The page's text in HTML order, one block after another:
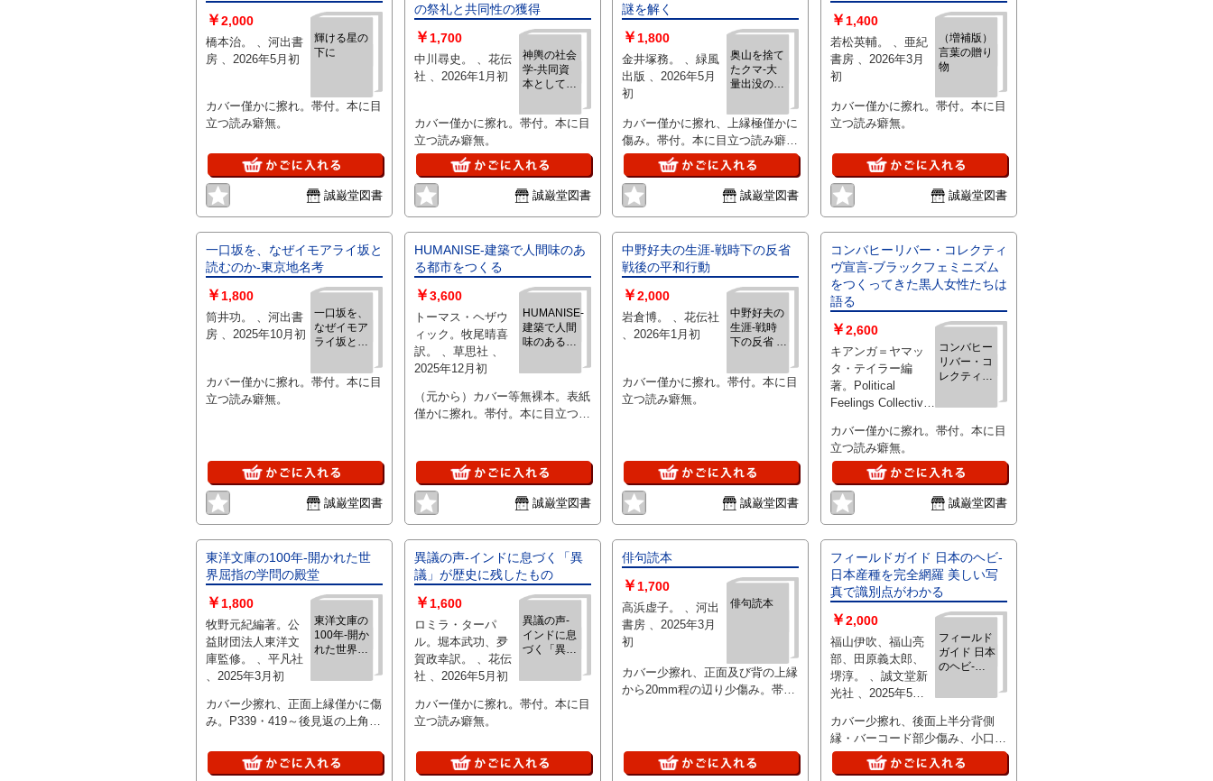
輝ける星の
下に
￥2,000
橋本治。 、河出書
房 、2026年5月初
カバー僅かに擦れ。帯付。本に目
立つ読み癖無。
誠巌堂図書
の祭礼と共同性の獲得
神輿の社会
学‐共同資
本としての
性の獲得
￥ 1,700
中川尋史。 、花伝
社 、2026年1月初
カバー僅かに擦れ。帯付。本に目
立つ読み癖無。
誠巌堂図書
謎を解く
奥山を捨て
たクマ‐大
量出没の謎
￥ 1,800
金井塚務。 、緑風
出版 、2026年5月
初
カバー僅かに擦れ、上縁極僅かに
傷み。帯付。本に目立つ読み癖
無。
誠巌堂図書
（増補版）
言葉の贈り
物
￥ 1,400
若松英輔。 、亜紀
書房 、2026年3月
初
カバー僅かに擦れ。帯付。本に目
立つ読み癖無。
誠巌堂図書
一口坂を、なぜイモアライ坂と
読むのか‐東京地名考
一口坂を、
なぜイモア
ライ坂と読
京地名考
￥1,800
筒井功。 、河出書
房 、2025年10月初
カバー僅かに擦れ。帯付。本に目
立つ読み癖無。
誠巌堂図書
HUMANISE-建築で人間味のあ
る都市をつくる
HUMANISE-
建築で人間
味のある都
￥3,600
トーマス・ヘザウ
ィック。牧尾晴喜
訳。 、草思社 、
2025年12月初
（元から）カバー等無裸本。表紙
僅かに擦れ。帯付。本に目立つ読
誠巌堂図書
中野好夫の生涯‐戦時下の反省
戦後の平和行動
中野好夫の
生涯‐戦時
下の反省 戦
動
￥2,000
岩倉博。 、花伝社
、2026年1月初
カバー僅かに擦れ。帯付。本に目
立つ読み癖無。
誠巌堂図書
コンバヒーリバー・コレクティ
ヴ宣言‐ブラックフェミニズム
をつくってきた黒人女性たちは
語る
コンバヒー
リバー・コ
レクティヴ
ックフェミ
くってきた
ちは語る
￥2,600
キアンガ＝ヤマッ
タ・テイラー編
著。Political
Feelings Collective
2026年2月初
カバー僅かに擦れ。帯付。本に目
立つ読み癖無。
誠巌堂図書
東洋文庫の100年‐開かれた世
界屈指の学問の殿堂
東洋文庫の
100年‐開か
れた世界屈
殿堂
￥1,800
牧野元紀編著。公
益財団法人東洋文
庫監修。 、平凡社
、2025年3月初
カバー少擦れ、正面上縁僅かに傷
み。P339・419～後見返の上角、
紙背側に僅かに開き跡（カバーの
同箇所に開き跡はありません）。
異議の声‐インドに息づく「異
議」が歴史に残したもの
異議の声‐
インドに息
づく「異
に残したも
￥1,600
ロミラ・ターパ
ル。堀本武功、夛
賀政幸訳。 、花伝
社 、2026年5月初
カバー僅かに擦れ。帯付。本に目
立つ読み癖無。
俳句読本
俳句読本
￥1,700
高浜虚子。 、河出
書房 、2025年3月
初
カバー少擦れ、正面及び背の上縁
から20mm程の辺り少傷み。帯
フィールドガイド 日本のヘビ‐
日本産種を完全網羅 美しい写
真で識別点がわかる
フィールド
ガイド 日本
のヘビ‐日
全網羅 美し
別点がわか
る
￥2,000
福山伊吹、福山亮
部、田原義太郎、
堺淳。 、誠文堂新
光社 、2025年5月
カバー少擦れ、後面上半分背側
縁・バーコード部少傷み、小口側
に25mm程の細線状押し傷有（後
表紙にも少し写っています）。本